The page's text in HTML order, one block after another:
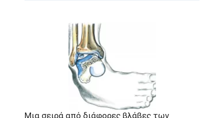
Μια σειρά από διάφορες βλάβες των